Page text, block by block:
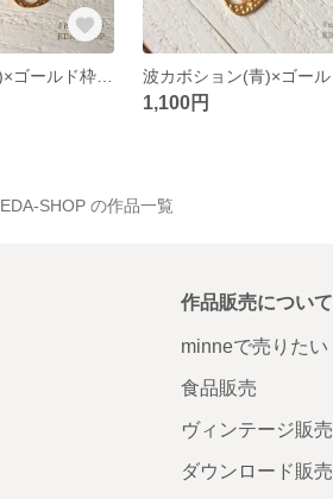
1,100円
EDA-SHOP の作品一覧
作品販売について
minneで売りたい
食品販売
ヴィンテージ販売
ダウンロード販売